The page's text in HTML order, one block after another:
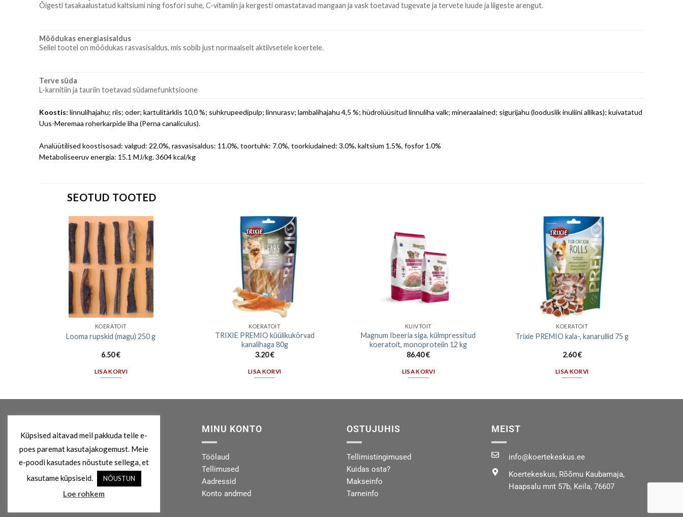
Õigesti tasakaalustatud kaltsiumi ning fosfori suhe, C-vitamiin ja kergesti omastatavad mangaan ja vask toetavad tugevate ja tervete luude ja liigeste arengut.
Mõõdukas energiasisaldus
Sellel tootel on mõõdukas rasvasisaldus, mis sobib just normaalselt aktiivsetele koertele.
Terve süda
L-karnitiin ja tauriin toetavad südamefunktsioone
Koostis: linnulihajahu; riis; oder; kartulitärklis 10,0 %; suhkrupeedipulp; linnurasv; lambalihajahu 4,5 %; hüdrolüüsitud linnuliha valk; mineraalained; sigurijahu (looduslik inuliini allikas); kuivatatud
Uus-Meremaa roherkarpide liha (Perna canaliculus).
Analüütilised koostisosad: valgud: 22.0%, rasvasisaldus: 11.0%, toortuhk: 7.0%, toorkiudained: 3.0%, kaltsium 1.5%, fosfor 1.0%
Metaboliseeruv energia: 15.1 MJ/kg. 3604 kcal/kg
SEOTUD TOOTED
KOERATOIT
Looma rupskid (magu) 250 g
6.50€
LISA KORVI
KOERATOIT
TRIXIE PREMIO küülikukõrvad
kanalihaga 80g
3.20€
LISA KORVI
KUIVTOIT
Magnum Ibeeria siga, külmpressitud
koeratoit, monoproteiin 12 kg
86.40€
LISA KORVI
KOERATOIT
Trixie PREMIO kala-, kanarullid 75 g
2.60€
LISA KORVI
Privaatsuspoliitika
Kontakt
MINU KONTO
Töölaud
Tellimused
Aadressid
Konto andmed
OSTUJUHIS
Tellimistingimused
Kuidas osta?
Makseinfo
Tarneinfo
MEIST
info@koertekeskus.ee
Koertekeskus, Rõõmu Kaubamaja,
Haapsalu mnt 57b, Keila, 76607
Küpsised aitavad meil pakkuda teile e-
poes paremat kasutajakogemust. Meie
e-poodi kasutades nõustute sellega, et
kasutame küpsiseid.
NÕUSTUN
Loe rohkem